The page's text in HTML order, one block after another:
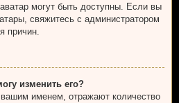
могут быть доступны. Если вы
свяжитесь с администратором
причин.
изменить его?
именем, отражают количество